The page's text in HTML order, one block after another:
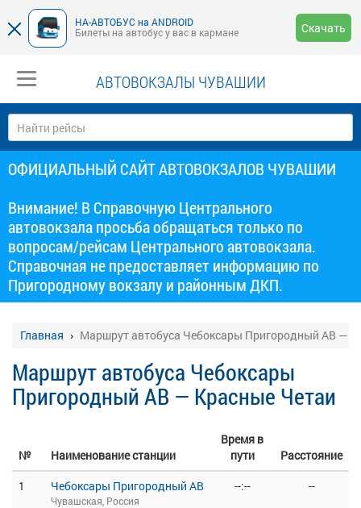
НА-АВТОБУС на ANDROID
Билеты на автобус у вас в кармане
Скачать
АВТОВОКЗАЛЫ ЧУВАШИИ
ОФИЦИАЛЬНЫЙ САЙТ АВТОВОКЗАЛОВ ЧУВАШИИ
Внимание! В Справочную Центрального
автовокзала просьба обращаться только по
вопросам/рейсам Центрального автовокзала.
Справочная не предоставляет информацию по
Пригородному вокзалу и районным ДКП.
Главная Маршрут автобуса Чебоксары Пригородный АВ —
Маршрут автобуса Чебоксары
Пригородный АВ — Красные Четаи
№ Наименование станции
Время в
пути
Расстояние
1
Чебоксары Пригородный АВ
Чувашская, Россия
--:-- --